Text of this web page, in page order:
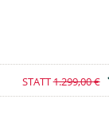
STATT1.299,00 €